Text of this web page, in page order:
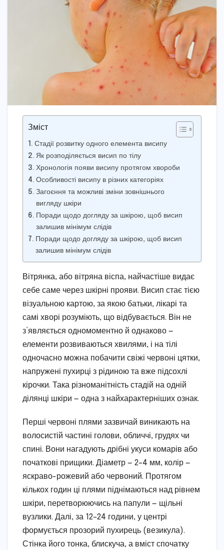
Зміст
Стадії розвитку одного елемента висипу
Як розподіляється висип по тілу
Хронологія появи висипу протягом хвороби
Особливості висипу в різних категоріях
Загоєння та можливі зміни зовнішнього
вигляду шкіри
Поради щодо догляду за шкірою, щоб висип
залишив мінімум слідів
Поради щодо догляду за шкірою, щоб висип
залишив мінімум слідів
Вітрянка, або вітряна віспа, найчастіше видає
себе саме через шкірні прояви. Висип стає тією
візуальною картою, за якою батьки, лікарі та
самі хворі розуміють, що відбувається. Він не
з’являється одномоментно й однаково —
елементи розвиваються хвилями, і на тілі
одночасно можна побачити свіжі червоні цятки,
напружені пухирці з рідиною та вже підсохлі
кірочки. Така різноманітність стадій на одній
ділянці шкіри — одна з найхарактерніших ознак.
Перші червоні плями зазвичай виникають на
волосистій частині голови, обличчі, грудях чи
спині. Вони нагадують дрібні укуси комарів або
початкові прищики. Діаметр — 2–4 мм, колір —
яскраво-рожевий або червоний. Протягом
кількох годин ці плями піднімаються над рівнем
шкіри, перетворюючись на папули — щільні
вузлики. Далі, за 12–24 години, у центрі
формується прозорий пухирець (везикула).
Стінка його тонка, блискуча, а вміст спочатку